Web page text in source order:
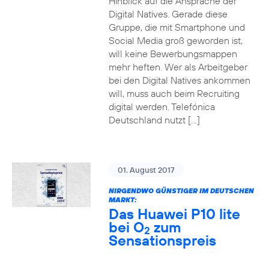
Digital Natives. Gerade diese
Gruppe, die mit Smartphone und
Social Media groß geworden ist,
will keine Bewerbungsmappen
mehr heften. Wer als Arbeitgeber
bei den Digital Natives ankommen
will, muss auch beim Recruiting
digital werden. Telefónica
Deutschland nutzt […]
01. August 2017
NIRGENDWO GÜNSTIGER IM DEUTSCHEN
MARKT:
Das Huawei P10 lite
bei O2 zum
Sensationspreis